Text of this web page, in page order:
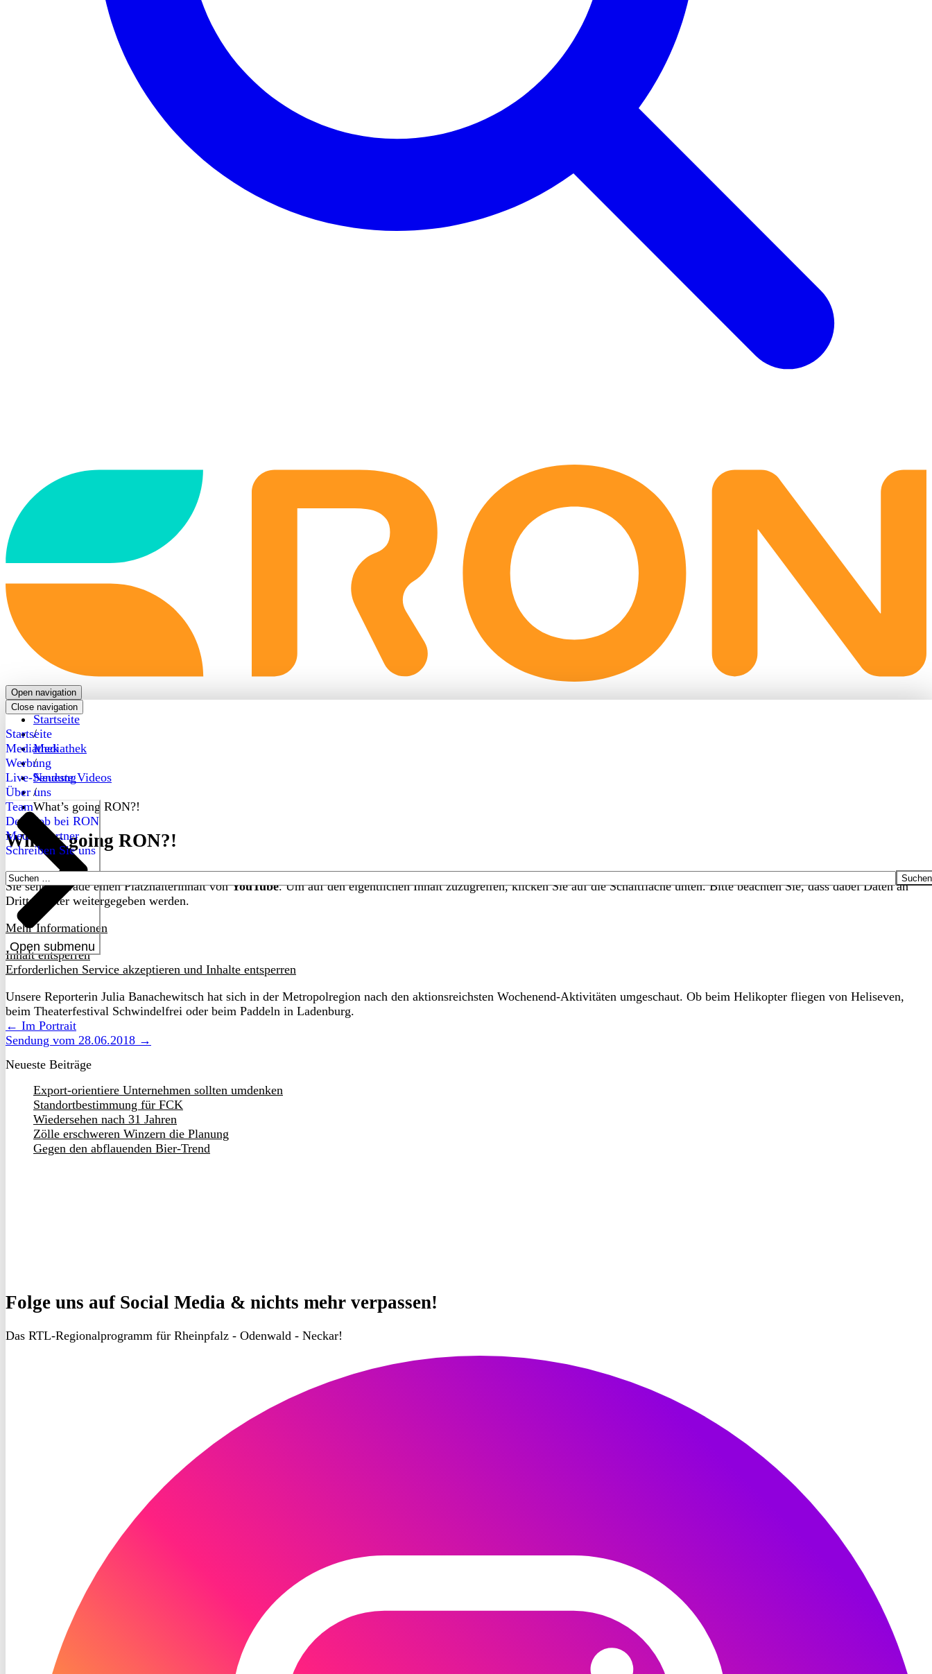
frontpage
Open navigation
Close navigation
Startseite
Mediathek
Werbung
Live-Sendung
Über uns
Open submenu
Team
Dein Job bei RON
Medienpartner
Schreiben Sie uns
Suchen
nach:
Startseite
/
Mediathek
/
Neueste Videos
/
What’s going RON?!
What’s going RON?!
Sie sehen gerade einen Platzhalterinhalt vonYouTube. Um auf den eigentlichen Inhalt zuzugreifen, klicken Sie auf die Schaltfläche unten. Bitte beachten Sie, dass dabei Daten an
Drittanbieter weitergegeben werden.
Mehr Informationen
Inhalt entsperren
Erforderlichen Service akzeptieren und Inhalte entsperren
Unsere Reporterin Julia Banachewitsch hat sich in der Metropolregion nach den aktionsreichsten Wochenend-Aktivitäten umgeschaut. Ob beim Helikopter fliegen von Heliseven,
beim Theaterfestival Schwindelfrei oder beim Paddeln in Ladenburg.
← Im Portrait
Sendung vom 28.06.2018 →
Neueste Beiträge
Export-orientiere Unternehmen sollten umdenken
Standortbestimmung für FCK
Wiedersehen nach 31 Jahren
Zölle erschweren Winzern die Planung
Gegen den abflauenden Bier-Trend
Folge uns auf Social Media & nichts mehr verpassen!
Das RTL-Regionalprogramm für Rheinpfalz - Odenwald - Neckar!